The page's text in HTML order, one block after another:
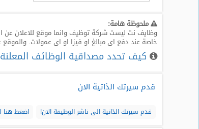
ملحوظة هامة:
وظايف نت ليست شركة توظيف وانما موقع للاعلان عن
خاصة عند دفع اى مبالغ او فيزا او اى عمولات.
كيف تحدد مصداقية الوظائف
قدم سيرتك الذاتية الان
قدم سيرتك الذاتية الى ناشر الوظيفة الان! اضغط هنا